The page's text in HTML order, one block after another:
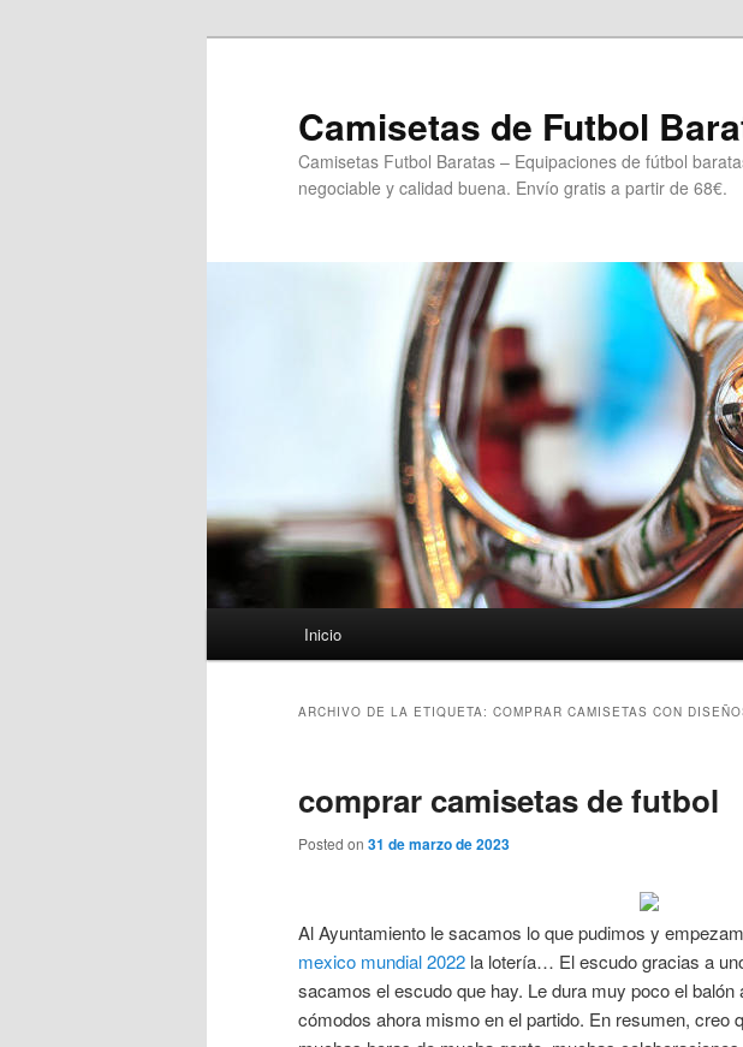
Camisetas de Futbol
Camisetas Futbol Baratas – Equipaciones de fútbol
negociable y calidad buena. Envío gratis a partir de 68€.
Inicio
ARCHIVO DE LA ETIQUETA: COMPRAR CAMISETAS CON
comprar camisetas de futbol
Posted on 31 de marzo de 2023
Al Ayuntamiento le sacamos lo que pudimos y
mexico mundial 2022 la lotería… El escudo gracias a
sacamos el escudo que hay. Le dura muy poco el balón
cómodos ahora mismo en el partido. En resumen, creo